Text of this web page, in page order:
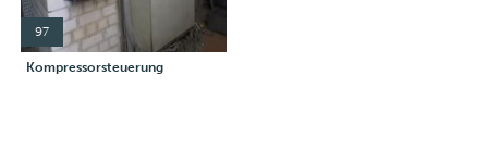
97
Kompressorsteuerung